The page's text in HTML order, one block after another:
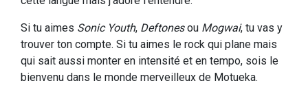
Si tu aimes Sonic Youth, Deftonesou Mogwai, tu vas y
trouver ton compte. Si tu aimes le rock qui plane mais
qui sait aussi monter en intensité et en tempo, sois le
bienvenu dans le monde merveilleux de Motueka.